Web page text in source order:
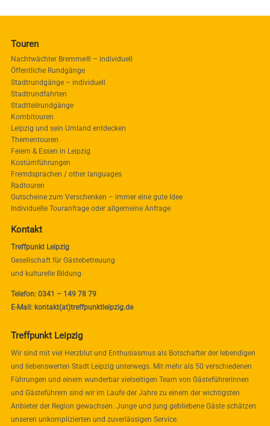
Touren
Nachtwächter Bremme® – individuell
Öffentliche Rundgänge
Stadtrundgänge – individuell
Stadtrundfahrten
Stadtteilrundgänge
Kombitouren
Leipzig und sein Umland entdecken
Thementouren
Feiern & Essen in Leipzig
Kostümführungen
Fremdsprachen / other languages
Radtouren
Gutscheine zum Verschenken – immer eine gute Idee
Individuelle Touranfrage oder allgemeine Anfrage
Kontakt
Treffpunkt Leipzig
Gesellschaft für Gästebetreuung
und kulturelle Bildung
Telefon: 0341 – 149 78 79
E-Mail: kontakt(at)treffpunktleipzig.de
Treffpunkt Leipzig
Wir sind mit viel Herzblut und Enthusiasmus als Botschafter der lebendigen
und liebenswerten Stadt Leipzig unterwegs. Mit mehr als 50 verschiedenen
Führungen und einem wunderbar vielseitigen Team von Gästeführerinnen
und Gästeführern sind wir im Laufe der Jahre zu einem der wichtigsten
Anbieter der Region gewachsen. Junge und jung gebliebene Gäste schätzen
unseren unkomplizierten und zuverlässigen Service.